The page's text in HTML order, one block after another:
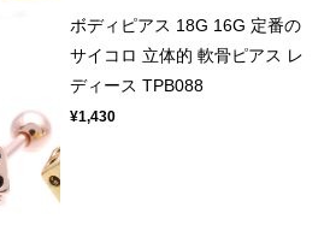
ボディピアス 18G 16G 定番の
サイコロ 立体的 軟骨ピアス レ
ディース TPB088
¥1,430